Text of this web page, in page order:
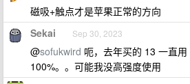
磁吸+触点才是苹果正常的方向
Sekai Sep 30, 2023
@sofukwird 呃，去年买的 13 一直
100%。。可能我没高强度使用